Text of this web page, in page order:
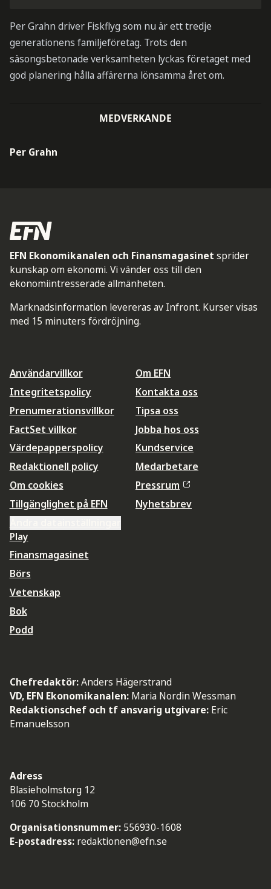
Per Grahn driver Fiskflyg som nu är ett tredje
generationens familjeföretag. Trots den
säsongsbetonade verksamheten lyckas företaget med
god planering hålla affärerna lönsamma året om.
MEDVERKANDE
Per Grahn
EFN Ekonomikanalen och Finansmagasinet sprider
kunskap om ekonomi. Vi vänder oss till den
ekonomiintresserade allmänheten.
Marknadsinformation levereras av Infront. Kurser visas
med 15 minuters fördröjning.
Användarvillkor
Integritetspolicy
Prenumerationsvillkor
FactSet villkor
Värdepapperspolicy
Redaktionell policy
Om cookies
Tillgänglighet på EFN
Om EFN
Kontakta oss
Tipsa oss
Jobba hos oss
Kundservice
Medarbetare
Pressrum
Nyhetsbrev
Play
Finansmagasinet
Börs
Vetenskap
Bok
Podd
Chefredaktör:Anders Hägerstrand
VD, EFN Ekonomikanalen: Maria Nordin Wessman
Redaktionschef och tf ansvarig utgivare: Eric
Emanuelsson
Adress
Blasieholmstorg 12
106 70 Stockholm
Organisationsnummer: 556930-1608
E-postadress: redaktionen@efn.se